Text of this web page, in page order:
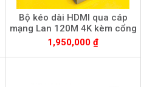
Bộ kéo dài HDMI qua cáp
mạng Lan 120M 4K kèm cổng
USB (KVM) - PL-HDMI120AB-
4K
1,950,000 ₫